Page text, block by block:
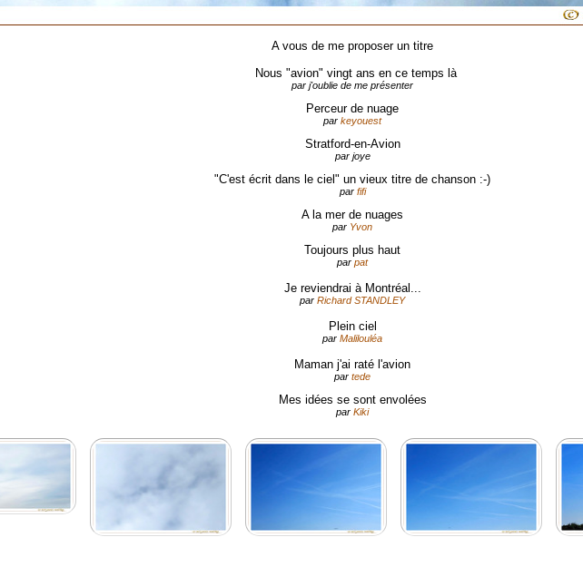
A vous de me proposer un titre
Nous "avion" vingt ans en ce temps là
par j'oublie de me présenter
Perceur de nuage
par keyouest
Stratford-en-Avion
par joye
"C'est écrit dans le ciel" un vieux titre de chanson :-)
par fifi
A la mer de nuages
par Yvon
Toujours plus haut
par pat
Je reviendrai à Montréal...
par Richard STANDLEY
Plein ciel
par Malilouléa
Maman j'ai raté l'avion
par tede
Mes idées se sont envolées
par Kiki